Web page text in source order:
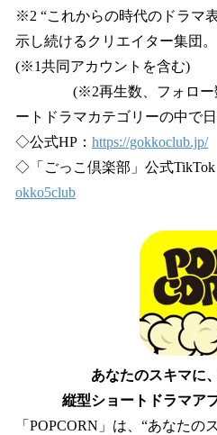
※2 “これからの時代のドラマ
示し続けるクリエイター集団。
(※1共同アカウ
(※2再生数、フォロー数
ートドラマカテゴリーの中で
◇公式HP： https://gokkoclub.jp/
◇「ごっこ倶楽部」公式
okko5club
あなたのスキマに
縦型ショートドラマアプ
「POPCORN」は、“あなた